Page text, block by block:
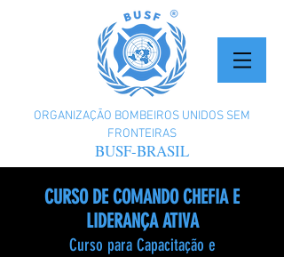
ORGANIZAÇÃO BOMBEIROS UNIDOS SEM
FRONTEIRAS
BUSF-BRASIL
CURSO DE COMANDO CHEFIA E
LIDERANÇA ATIVA
Curso para Capacitação e